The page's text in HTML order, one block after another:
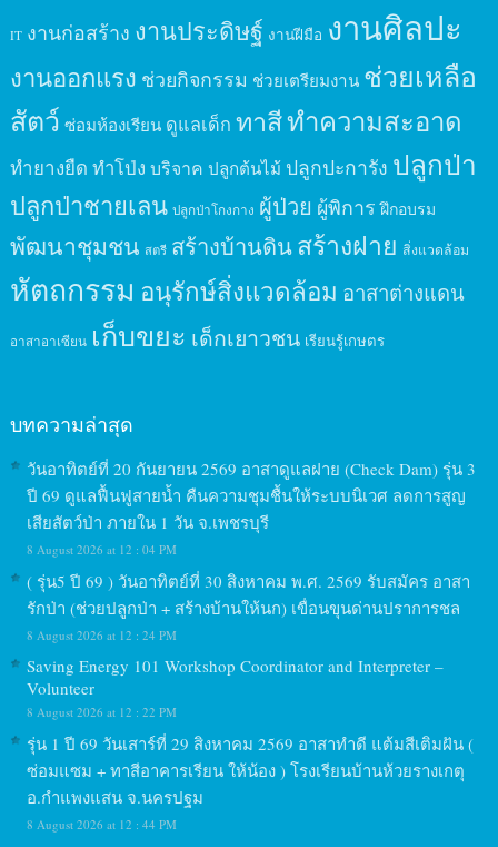
IT งานก่อสร้าง งานประดิษฐ์ งานฝีมือ งานศิลปะ
งานออกแรง ช่วยกิจกรรม ช่วยเตรียมงาน ช่วยเหลือ
สัตว์ ซ่อมห้องเรียน ดูแลเด็ก ทาสีทำความสะอาด
ทำยางยืด ทำโป่ง บริจาค ปลูกต้นไม้ ปลูกปะการัง ปลูกป่า
ปลูกป่าชายเลน ปลูกป่าโกงกาง ผู้ป่วย ผู้พิการ ฝึกอบรม
พัฒนาชุมชน สตรี สร้างบ้านดินสร้างฝาย สิ่งแวดล้อม
หัตถกรรม อนุรักษ์สิ่งแวดล้อม อาสาต่างแดน
อาสาอาเซียน เก็บขยะ เด็กเยาวชน เรียนรู้เกษตร
บทความล่าสุด
วันอาทิตย์ที่ 20 กันยายน 2569 อาสาดูแลฝาย (Check Dam) รุ่น 3
ปี 69 ดูแลฟื้นฟูสายน้ำ คืนความชุมชื้นให้ระบบนิเวศ ลดการสูญ
เสียสัตว์ป่า ภายใน 1 วัน จ.เพชรบุรี
8 August 2026 at 12 : 04 PM
( รุ่น5 ปี 69 ) วันอาทิตย์ที่ 30 สิงหาคม พ.ศ. 2569 รับสมัคร อาสา
รักป่า (ช่วยปลูกป่า + สร้างบ้านให้นก) เขื่อนขุนด่านปราการชล
8 August 2026 at 12 : 24 PM
Saving Energy 101 Workshop Coordinator and Interpreter –
Volunteer
8 August 2026 at 12 : 22 PM
รุ่น 1 ปี 69 วันเสาร์ที่ 29 สิงหาคม 2569 อาสาทำดี แต้มสีเติมฝัน (
ซ่อมแซม + ทาสีอาคารเรียน ให้น้อง ) โรงเรียนบ้านห้วยรางเกตุ
อ.กำแพงแสน จ.นครปฐม
8 August 2026 at 12 : 44 PM